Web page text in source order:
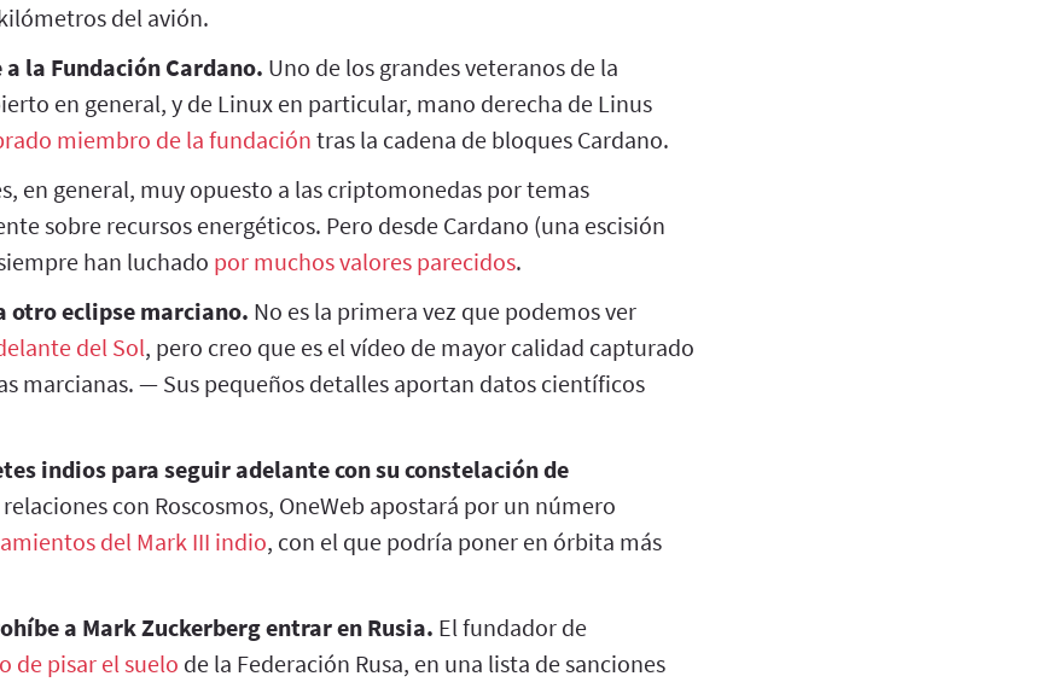
del avión.
la Fundación Cardano. Uno de los grandes veteranos de la
en general, y de Linux en particular, mano derecha de Linus
miembro de la fundación tras la cadena de bloques Cardano.
en general, muy opuesto a las criptomonedas por temas
sobre recursos energéticos. Pero desde Cardano (una escisión
han luchado por muchos valores parecidos.
otro eclipse marciano. No es la primera vez que podemos ver
del Sol, pero creo que es el vídeo de mayor calidad capturado
marcianas. — Sus pequeños detalles aportan datos científicos
indios para seguir adelante con su constelación de
con Roscosmos, OneWeb apostará por un número
del Mark III indio, con el que podría poner en órbita más
a Mark Zuckerberg entrar en Rusia. El fundador de
de pisar el suelo de la Federación Rusa, en una lista de sanciones